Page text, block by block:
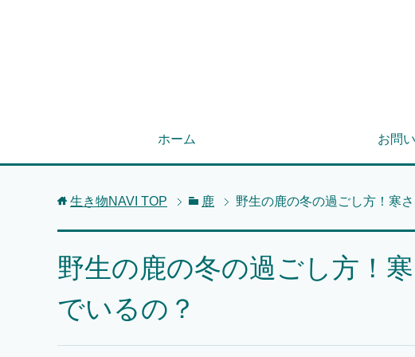
ホーム お問
生き物NAVI TOP 鹿 野生の鹿の冬の過ごし方！寒
野生の鹿の冬の過ごし方！
でいるの？